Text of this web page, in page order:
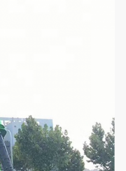
Millimeter 22605